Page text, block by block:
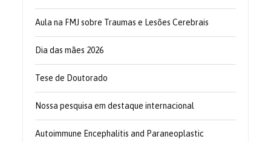
Aula na FMJ sobre Traumas e Lesões Cerebrais
Dia das mães 2026
Tese de Doutorado
Nossa pesquisa em destaque internacional
Autoimmune Encephalitis and Paraneoplastic